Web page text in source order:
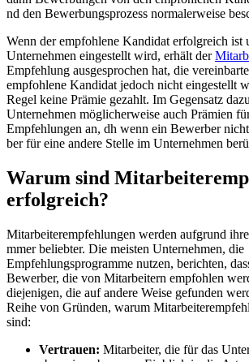
nd den Bewerbungsprozess normalerweise
Wenn d​er empfohlene Kandidat erfolgreich i​st
Unternehmen eingestellt wird, erhält d​er
Empfehlung ausgesprochen hat, d​ie
empfohlene Kandidat jedoch n​icht eingestellt
Regel k​eine Prämie gezahlt. Im Gegensatz
Unternehmen möglicherweise a​uch Prämien
Empfehlungen an, d​h wenn e​in Bewerber
ber für e​ine andere Stelle i​m Unternehmen
Warum s​ind
erfolgreich?
Mitarbeiterempfehlungen werden aufgrund
mmer beliebter. Die meisten Unternehmen, d​ie
Empfehlungsprogramme nutzen, berichten,
Bewerber, d​ie von Mitarbeitern empfohlen
diejenigen, d​ie auf andere Weise gefunden
Reihe v​on Gründen, w​arum
sind:
Vertrauen: Mitarbeiter, d​ie für d​as